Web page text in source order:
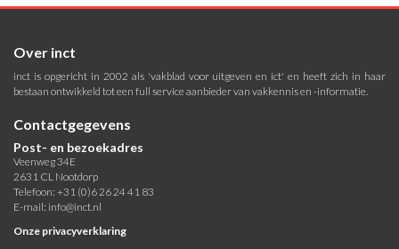
Over inct
inct is opgericht in 2002 als 'vakblad voor uitgeven en ict' en heeft zich in haar
bestaan ontwikkeld tot een full service aanbieder van vakkennis en -informatie.
Contactgegevens
Post- en bezoekadres
Veenweg 34E
2631 CL Nootdorp
Telefoon: +31 (0)6 26 24 41 83
E-mail: info@inct.nl
Onze privacyverklaring